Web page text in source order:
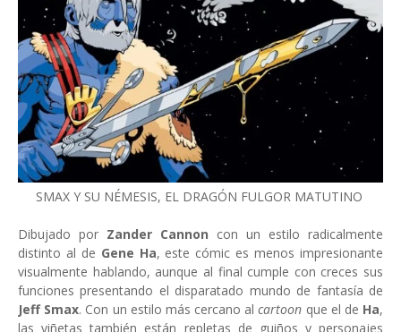
SMAX Y SU NÉMESIS, EL DRAGÓN FULGOR MATUTINO
Dibujado por Zander Cannon con un estilo radicalmente
distinto al de Gene Ha, este cómic es menos impresionante
visualmente hablando, aunque al final cumple con creces sus
funciones presentando el disparatado mundo de fantasía de
Jeff Smax. Con un estilo más cercano alcartoon que el de Ha,
las viñetas también están repletas de guiños y personajes